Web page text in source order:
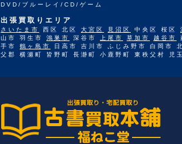
DVD/ブルーレイ/CD/ゲーム
出張買取りエリア
さいたま市 西区 北区 大宮区 見沼区 中央区 桜区
山市 羽生市 鴻巣市 深谷市 上尾市 草加市 越谷市
手市 鶴ヶ島市
日高市 吉川市 ふじみ野市 白岡市
父郡 横瀬町 皆野町 長瀞町 小鹿野町 東秩父村 児